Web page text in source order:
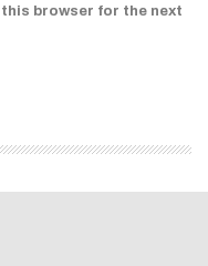
this browser for the next